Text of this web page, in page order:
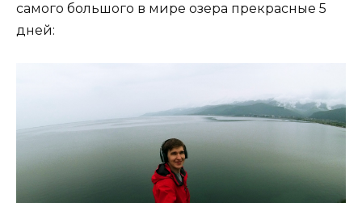
самого большого в мире озера прекрасные 5
дней: